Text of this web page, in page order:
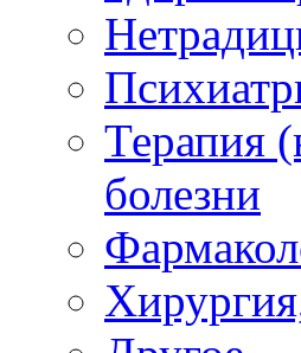
Терапия
болезни